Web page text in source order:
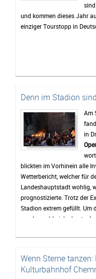
Mindestens genauso
viele Gäste das Leben auf
beginnt das Festivalgefühl
zwischendurch eine
zu mehr als nur einem
Bis zum Festival dauert es
Vorfreude wächst mit
bereits verkauft und die
Wochenende sind
Wetter mitspielt und die
den vergangenen Jahren,
2026 wieder zu den
gehören.
und kommen dieses Jahr
einziger Tourstopp in
Denn im Stadion
Am
in
blickten im Vorhinein alle
Wetterbericht, welcher für
Landeshauptstadt wohlig,
prognostizierte. Trotz der
Stadion extrem gefüllt. Um
wurden zahlreiche
sprinkler installiert,
das Wasser an den
zahlreichen Rettungskräfte
Als erster Voract startete
Wenn Sterne
Kulturbahnhof